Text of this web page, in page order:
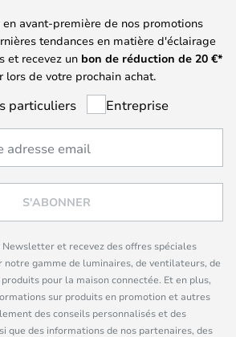
en avant-première de nos promotions
tendances en matière d'éclairage
et recevez un bon de réduction de 20 €*
lors de votre prochain achat.
particuliers Entreprise
S'ABONNER
Newsletter et recevez des offres spéciales
gamme de luminaires, de ventilateurs, de
pour la maison connectée. Et en plus,
sur produits en promotion et autres
des conseils personnalisés et des
que des informations de nos partenaires, des